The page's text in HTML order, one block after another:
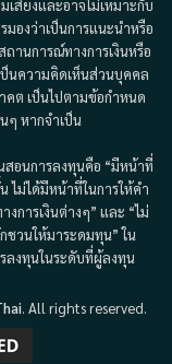
สี่ยงและอาจไม่เหมาะกับ
มองว่าเป็นการแนะนำหรือ
านการณ์ทางการเงินหรือ
นความคิดเห็นส่วนบุคคล
คต เป็นไปตามข้อกำหนด
ๆ หากจำเป็น
สอนการลงทุนคือ “มีหน้าที่
ไม่ได้มีหน้าที่ในการให้คำ
การเงินต่างๆ” และ “ไม่
วนให้มาระดมทุน” ใน
ลงทุนในระดับที่ผู้ลงทุน
. All rights reserved.